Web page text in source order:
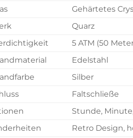
Gehärtetes
Quarz
5 ATM (50
Edelstahl
Silber
Faltschließe
Stunde,
Retro Design,